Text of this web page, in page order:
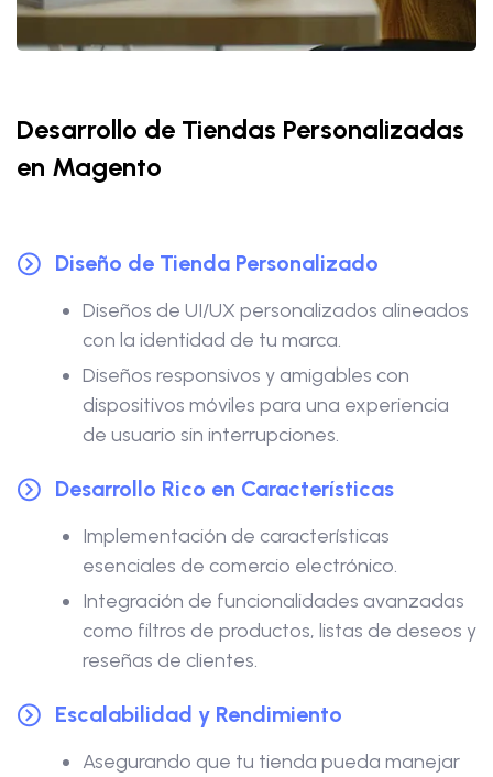
Desarrollo de Tiendas Personalizadas
en Magento
Diseño de Tienda Personalizado
Diseños de UI/UX personalizados alineados
con la identidad de tu marca.
Diseños responsivos y amigables con
dispositivos móviles para una experiencia
de usuario sin interrupciones.
Desarrollo Rico en Características
Implementación de características
esenciales de comercio electrónico.
Integración de funcionalidades avanzadas
como filtros de productos, listas de deseos y
reseñas de clientes.
Escalabilidad y Rendimiento
Asegurando que tu tienda pueda manejar